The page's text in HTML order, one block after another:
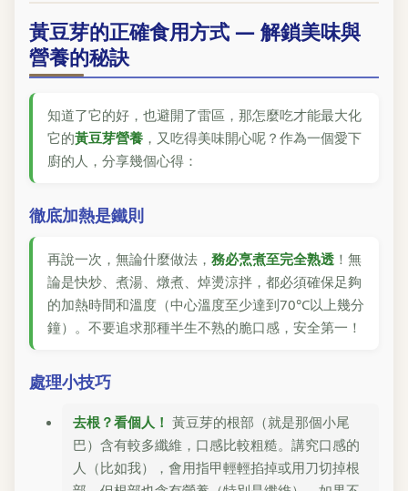
黃豆芽的正確食用方式 — 解鎖美味與
營養的秘訣
知道了它的好，也避開了雷區，那怎麼吃才能最大化
它的黃豆芽營養 ，又吃得美味開心呢？作為一個愛下
廚的人，分享幾個心得：
徹底加熱是鐵則
再說一次，無論什麼做法， 務必烹煮至完全熟透 ！無
論是快炒、煮湯、燉煮、焯燙涼拌，都必須確保足夠
的加熱時間和溫度（中心溫度至少達到70°C以上幾分
鐘）。不要追求那種半生不熟的脆口感，安全第一！
處理小技巧
去根？看個人！ 黃豆芽的根部（就是那個小尾
巴）含有較多纖維，口感比較粗糙。講究口感的
人（比如我），會用指甲輕輕掐掉或用刀切掉根